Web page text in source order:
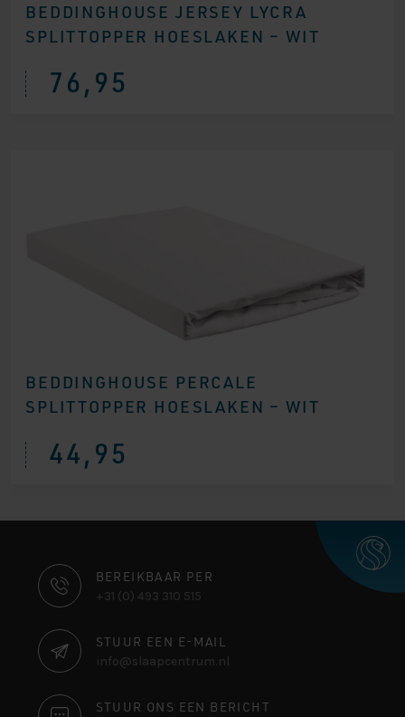
BEDDINGHOUSE JERSEY LYCRA
SPLITTOPPER HOESLAKEN – WIT
76,95
BEDDINGHOUSE PERCALE
SPLITTOPPER HOESLAKEN – WIT
44,95
CONTACT
INFORMATIE
BEREIKBAAR PER
+31 (0) 493 310 515
STUUR EEN E-MAIL
info@slaapcentrum.nl
STUUR ONS EEN BERICHT